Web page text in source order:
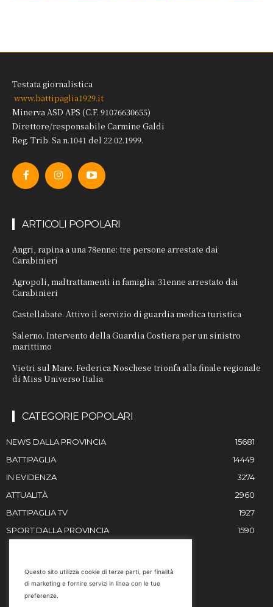
Testata giornalistica
www.battipaglia1929.it
Minerva ASD APS (C.F. 91076630655)
Direttore/responsabile Carmine Galdi
Reg. Trib. Sa n.1041 del 22.02.1999.
ARTICOLI POPOLARI
Angri, rapina a una 78enne: tre persone arrestate dai
Carabinieri
Agropoli, maltrattamenti in famiglia: 31enne arrestato dai
Carabinieri
Castellabate. Attivo il servizio di guardia medica turistica
Salerno. Intervento della Guardia Costiera per un sinistro
marittimo
Vietri sul Mare. Federica Noschese trionfa alla finale regionale
di Miss Universo Italia
CATEGORIE POPOLARI
NEWS DALLA PROVINCIA
15681
BATTIPAGLIA
14449
IN EVIDENZA
3274
ATTUALITÀ
2960
BATTIPAGLIA TV
1927
SPORT DALLA PROVINCIA
1590
Email
Questo sito utilizza cookie di terze parti, per finalità
di marketing e fornire servizi in linea con le tue
preferenze.